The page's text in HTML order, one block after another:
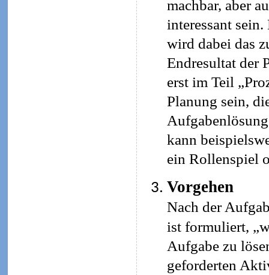
machbar, aber
interessant sein.
wird dabei das
Endresultat der
erst im Teil
Planung sein,
kann
ein Rollenspiel
Vorgehen
Nach der
ist formuliert,
Aufgabe zu
geforderten